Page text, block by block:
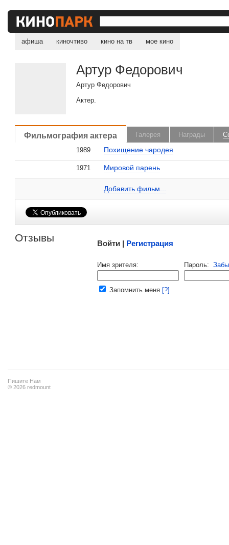
афиша киночтиво кино на тв мое кино
Артур Федорович
Артур Федорович
Актер.
Фильмография актера Галерея Награды
1989
Похищение чародея
1971 Мировой парень
Добавить фильм...
Артур Федорович на сайте Кино-Театр.ru
Отзывы Войти | Регистрация
Имя зрителя: Пароль:
Запомнить меня [?]
Пишите Нам
© 2026 redmount